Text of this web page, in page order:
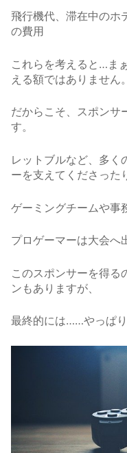
飛行機代、滞在中のホ
の費用
これらを考えると…ま
える額ではありません。
だからこそ、スポンサ
す。
レットブルなど、多く
ーを支えてくださった
ゲーミングチームや事
プロゲーマーは大会へ
このスポンサーを得る
ンもありますが、
最終的には……やっぱ